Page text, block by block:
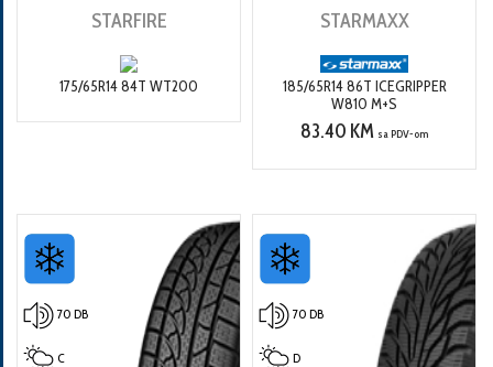
STARFIRE
175/65R14 84T WT200
STARMAXX
185/65R14 86T ICEGRIPPER
W810 M+S
83.40 KM sa PDV-om
70 DB
C
70 DB
D